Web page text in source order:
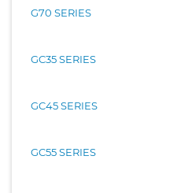
G70 SERIES
GC35 SERIES
GC45 SERIES
GC55 SERIES